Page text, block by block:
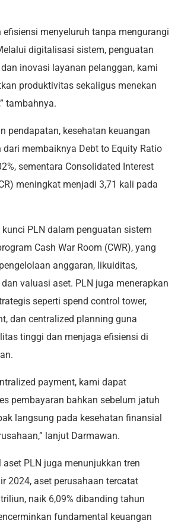
efisiensi menyeluruh tanpa mengurangi
digitalisasi sistem, penguatan
inovasi layanan pelanggan, kami
produktivitas sekaligus menekan
tambahnya.
pendapatan, kesehatan keuangan
dari membaiknya Debt to Equity Ratio
sementara Consolidated Interest
meningkat menjadi 3,71 kali pada
PLN dalam penguatan sistem
Cash War Room (CWR), yang
anggaran, likuiditas,
valuasi aset. PLN juga menerapkan
seperti spend control tower,
dan centralized planning guna
tinggi dan menjaga efisiensi di
payment, kami dapat
pembayaran bahkan sebelum jatuh
langsung pada kesehatan finansial
lanjut Darmawan.
PLN juga menunjukkan tren
2024, aset perusahaan tercatat
naik 6,09% dibanding tahun
fundamental keuangan